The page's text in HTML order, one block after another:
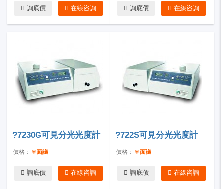
詢底價 在線咨詢 詢底價 在線咨詢
?7230G可見分光光度計
價格： ￥面議
詢底價 在線咨詢
?722S可見分光光度計
價格： ￥面議
詢底價 在線咨詢